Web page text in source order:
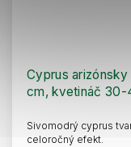
Cyprus
cm, kvetináč 30-
Sivomodrý cyprus
celoročný efekt.